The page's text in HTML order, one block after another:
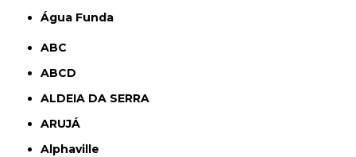
Água Funda
ABC
ABCD
ALDEIA DA SERRA
ARUJÁ
Alphaville